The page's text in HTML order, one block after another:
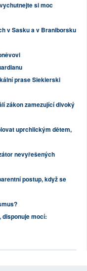
si moc
v Sasku a v Braniborsku
prase Siekierski
zákon zamezující divoký
uprchlickým dětem,
nevyřešených
postup, když se
mocí: